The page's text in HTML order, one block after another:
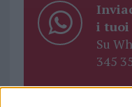
i tuoi
Su
345